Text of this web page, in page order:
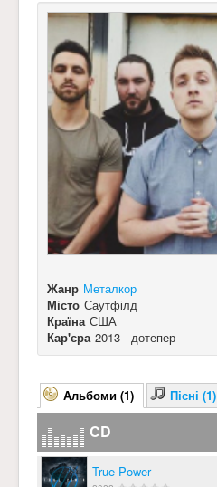
Жанр Металкор
Місто Саутфілд
Країна США
Кар'єра 2013 - дотепер
Альбоми (1) Пісні (1)
CD
True Power